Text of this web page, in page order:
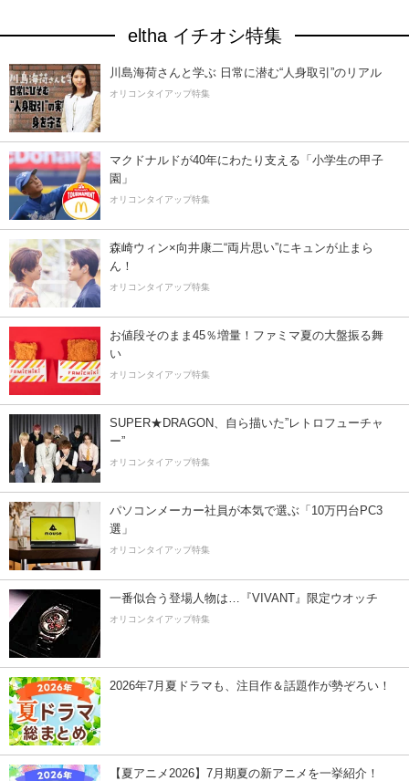
eltha イチオシ特集
川島海荷さんと学ぶ 日常に潜む“人身取引”のリアル
オリコンタイアップ特集
マクドナルドが40年にわたり支える「小学生の甲子
園」
オリコンタイアップ特集
森崎ウィン×向井康二“両片思い”にキュンが止まら
ん！
オリコンタイアップ特集
お値段そのまま45％増量！ファミマ夏の大盤振る舞
い
オリコンタイアップ特集
SUPER★DRAGON、自ら描いた”レトロフューチャ
ー”
オリコンタイアップ特集
パソコンメーカー社員が本気で選ぶ「10万円台PC3
選」
オリコンタイアップ特集
一番似合う登場人物は…『VIVANT』限定ウオッチ
オリコンタイアップ特集
2026年7月夏ドラマも、注目作＆話題作が勢ぞろい！
【夏アニメ2026】7月期夏の新アニメを一挙紹介！